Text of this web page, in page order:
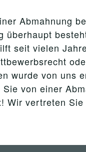
Abmahnung
überhaupt
seit vielen
wurde von uns
von einer
Wir vertreten